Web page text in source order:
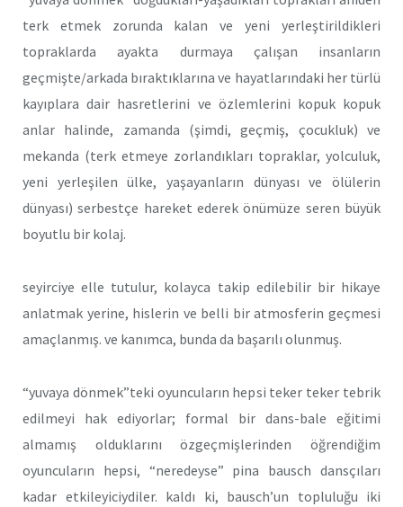
terk etmek zorunda kalan ve yeni yerleştirildikleri
topraklarda ayakta durmaya çalışan insanların
geçmişte/arkada bıraktıklarına ve hayatlarındaki her türlü
kayıplara dair hasretlerini ve özlemlerini kopuk kopuk
anlar halinde, zamanda (şimdi, geçmiş, çocukluk) ve
mekanda (terk etmeye zorlandıkları topraklar, yolculuk,
yeni yerleşilen ülke, yaşayanların dünyası ve ölülerin
dünyası) serbestçe hareket ederek önümüze seren büyük
boyutlu bir kolaj.
seyirciye elle tutulur, kolayca takip edilebilir bir hikaye
anlatmak yerine, hislerin ve belli bir atmosferin geçmesi
amaçlanmış. ve kanımca, bunda da başarılı olunmuş.
“yuvaya dönmek”teki oyuncuların hepsi teker teker tebrik
edilmeyi hak ediyorlar; formal bir dans-bale eğitimi
almamış olduklarını özgeçmişlerinden öğrendiğim
oyuncuların hepsi, “neredeyse” pina bausch dansçıları
kadar etkileyiciydiler. kaldı ki, bausch’un topluluğu iki